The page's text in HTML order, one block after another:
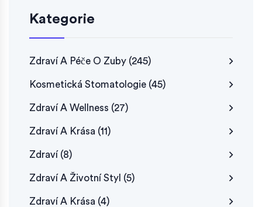
Kategorie
Zdraví A Péče O Zuby (245)
Kosmetická Stomatologie (45)
Zdraví A Wellness (27)
Zdraví A Krása (11)
Zdraví (8)
Zdraví A Životní Styl (5)
Zdraví A Krása (4)